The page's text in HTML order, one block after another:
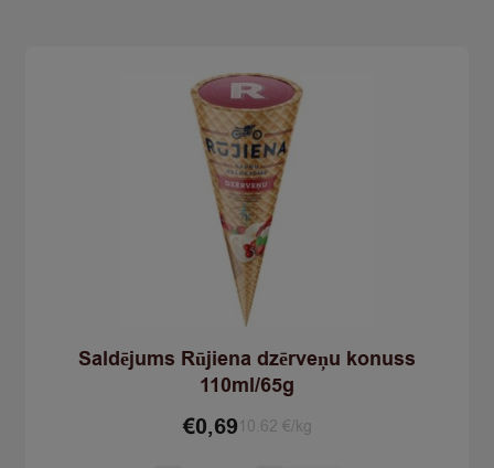
Saldējums Rūjiena dzērveņu konuss
110ml/65g
€0,69 10.62 €/kg